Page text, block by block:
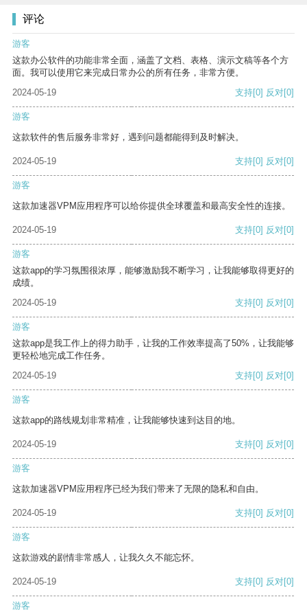
评论
游客
这款办公软件的功能非常全面，涵盖了文档、表格、演示文稿等各个方
面。我可以使用它来完成日常办公的所有任务，非常方便。
2024-05-19
支持[0] 反对[0]
游客
这款软件的售后服务非常好，遇到问题都能得到及时解决。
2024-05-19 支持[0] 反对[0]
游客
这款加速器VPM应用程序可以给你提供全球覆盖和最高安全性的连接。
2024-05-19 支持[0] 反对[0]
游客
这款app的学习氛围很浓厚，能够激励我不断学习，让我能够取得更好的
成绩。
2024-05-19
支持[0] 反对[0]
游客
这款app是我工作上的得力助手，让我的工作效率提高了50%，让我能够
更轻松地完成工作任务。
2024-05-19
支持[0] 反对[0]
游客
这款app的路线规划非常精准，让我能够快速到达目的地。
2024-05-19 支持[0] 反对[0]
游客
这款加速器VPM应用程序已经为我们带来了无限的隐私和自由。
2024-05-19 支持[0] 反对[0]
游客
这款游戏的剧情非常感人，让我久久不能忘怀。
2024-05-19 支持[0] 反对[0]
游客